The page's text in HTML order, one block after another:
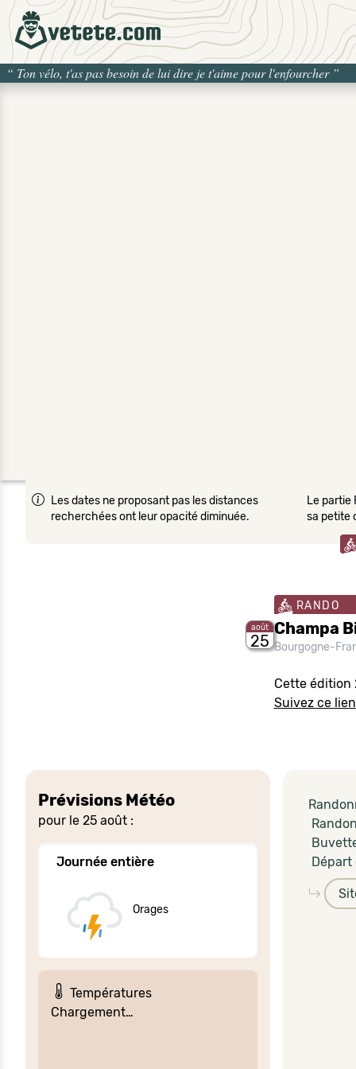
“ Ton vélo, t'as pas besoin de lui dire je t'aime pour l'enfourcher”
Les dates ne proposant pas les distances
recherchées ont leur opacité diminuée.
Le partie
sa petite
août
25
RANDO
Champa
Bourgogne-
Cette édition
Suivez ce
Prévisions Météo
pour le 25 août :
Journée entière
Orages
Températures
Chargement…
Départ